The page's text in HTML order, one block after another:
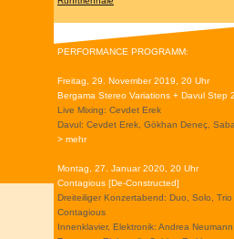
PERFORMANCE PROGRAMM:
Freitag, 29. November 2019, 20 Uhr
Bergama Stereo Variations + Davul Step
Live Mixing: Cevdet Erek
Davul: Cevdet Erek, Gökhan Deneç,
> mehr
Montag, 27. Januar 2020, 20 Uhr
Contagious [De-Constructed]
Dreiteiliger Konzertabend: Duo, Solo, Trio
Contagious
Innenklavier, Elektronik: Andrea Neumann